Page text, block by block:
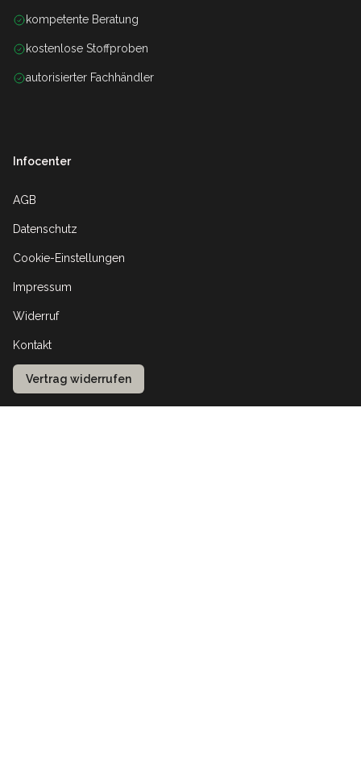
kompetente Beratung
kostenlose Stoffproben
autorisierter Fachhändler
Infocenter
AGB
Datenschutz
Cookie-Einstellungen
Impressum
Widerruf
Kontakt
Vertrag widerrufen